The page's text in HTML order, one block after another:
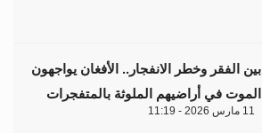
بين الفقر وخطر الانفجار.. الأفغان يواجهون
الموت في أراضيهم الملوثة بالمتفجرات
11 مارس 2026 - 11:19